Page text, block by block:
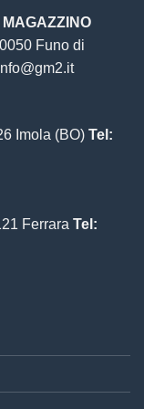
Funo di
Imola (BO) Tel:
Ferrara Tel: